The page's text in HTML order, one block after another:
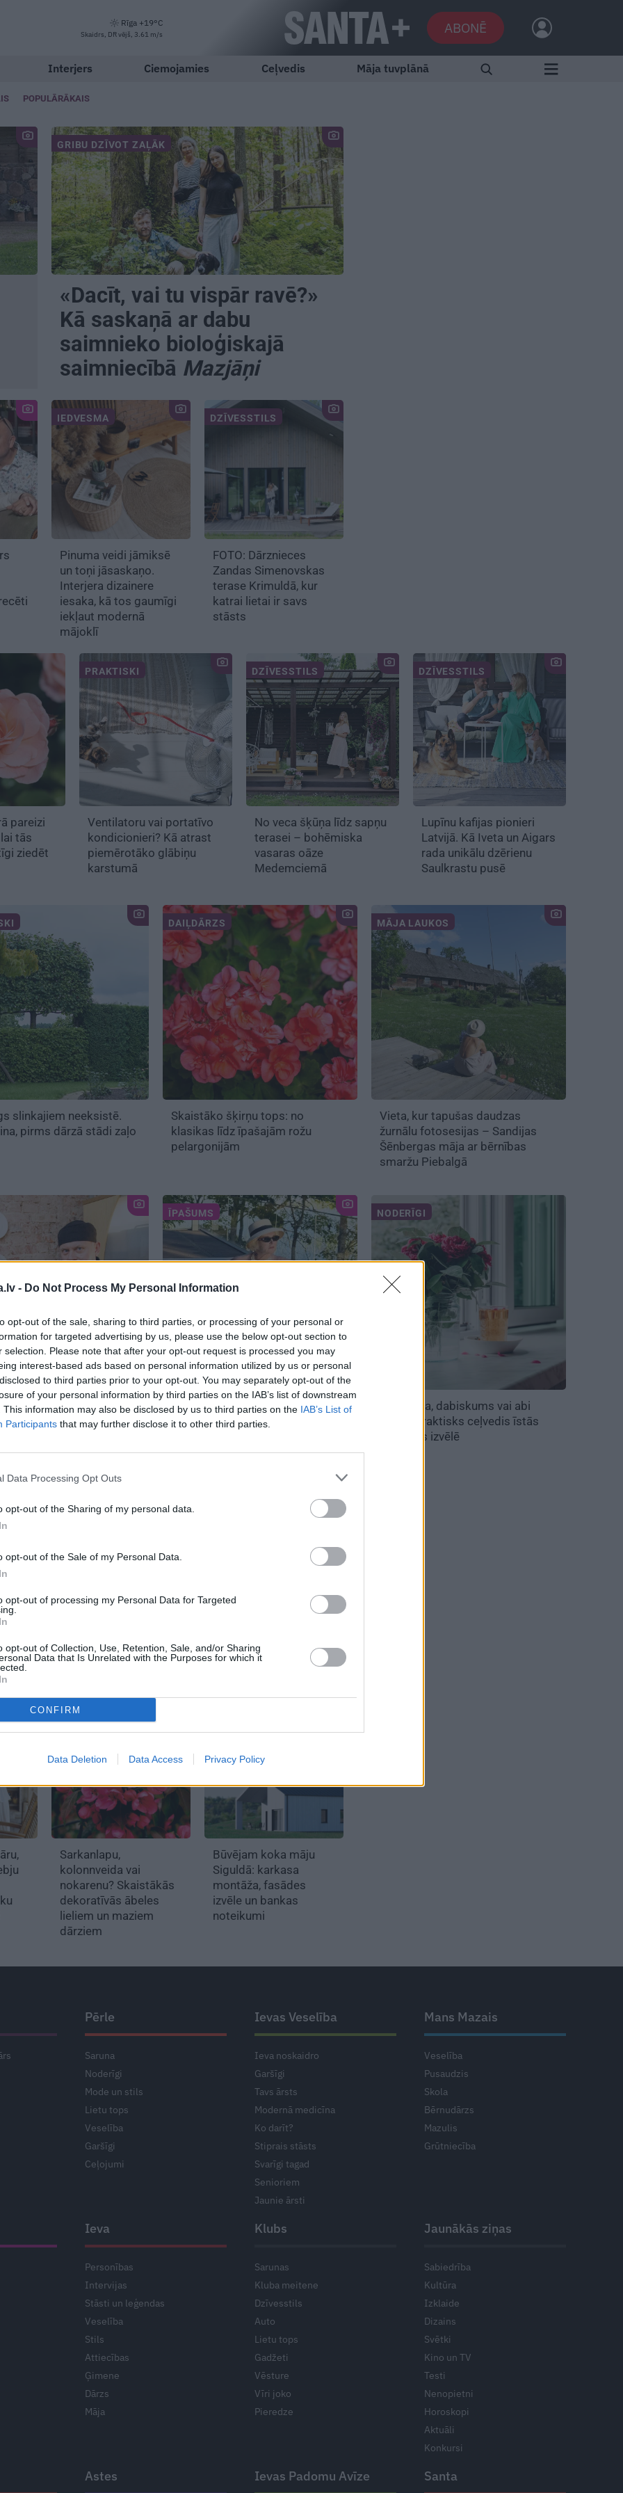
- Do Not Process My Personal Information
opt-out of the sale, sharing to third parties, or processing of your personal or
for targeted advertising by us, please use the below opt-out section to
selection. Please note that after your opt-out request is processed you may
interest-based ads based on personal information utilized by us or personal
to third parties prior to your opt-out. You may separately opt-out of the
of your personal information by third parties on the IAB’s list of downstream
This information may also be disclosed by us to third parties on the IAB’s List of
Participants that may further disclose it to other third parties.
Data Processing Opt Outs
opt-out of the Sharing of my personal data.
opt-out of the Sale of my Personal Data.
opt-out of processing my Personal Data for Targeted
opt-out of Collection, Use, Retention, Sale, and/or Sharing
Data that Is Unrelated with the Purposes for which it
CONFIRM
Data Deletion Data Access Privacy Policy
Rīga +19°C
Skaidrs, DR vējš, 3.61 m/s ABONĒ
Interjers Ciemojamies Ceļvedis Māja tuvplānā
POPULĀRĀKAIS
GRIBU DZĪVOT ZAĻĀK
«Dacīt, vai tu vispār ravē?»
Kā saskaņā ar dabu
saimnieko bioloģiskajā
saimniecībā Mazjāņi
IEDVESMA
Pinuma veidi jāmiksē
un toņi jāsaskaņo.
Interjera dizainere
iesaka, kā tos gaumīgi
iekļaut modernā
mājoklī
DZĪVESSTILS
FOTO: Dārznieces
Zandas Simenovskas
terase Krimuldā, kur
katrai lietai ir savs
stāsts
pareizi
lai tās
ziedēt
PRAKTISKI
Ventilatoru vai portatīvo
kondicionieri? Kā atrast
piemērotāko glābiņu
karstumā
DZĪVESSTILS
No veca šķūņa līdz sapņu
terasei – bohēmiska
vasaras oāze
Medemciemā
DZĪVESSTILS
Lupīnu kafijas pionieri
Latvijā. Kā Iveta un Aigars
rada unikālu dzērienu
Saulkrastu pusē
slinkajiem neeksistē.
pirms dārzā stādi zaļo
DAIĻDĀRZS
Skaistāko šķirņu tops: no
klasikas līdz īpašajām rožu
pelargonijām
MĀJA LAUKOS
Vieta, kur tapušas daudzas
žurnālu fotosesijas – Sandijas
Šēnbergas māja ar bērnības
smaržu Piebalgā
Igo dzīvo stilīgajā
Mežotnes pagastā. Te
ĪPAŠUMS
FOTO: Slavenības parāda savu
īpašumu terases. Tur apstājas
NODERĪGI
Ilgmūžība, dabiskums vai abi
kopā? Praktisks ceļvedis īstās
palodzes izvēlē
INTERJERA DIZAINS
mūsdienīgi latviskam
interjeram
Šikās omīšu puķes –
kopt, un kuras šķirnes
izvēlēties?
Sarkanlapu,
kolonnveida vai
nokarenu? Skaistākās
dekoratīvās ābeles
lieliem un maziem
dārziem
Būvējam koka māju
Siguldā: karkasa
montāža, fasādes
izvēle un bankas
noteikumi
Pērle
Saruna
Noderīgi
Mode un stils
Lietu tops
Veselība
Garšīgi
Ceļojumi
Ievas Veselība
Ieva noskaidro
Garšīgi
Tavs ārsts
Modernā medicīna
Ko darīt?
Stiprais stāsts
Svarīgi tagad
Senioriem
Jaunie ārsti
Mans Mazais
Veselība
Pusaudzis
Skola
Bērnudārzs
Mazulis
Grūtniecība
Ieva
Personības
Intervijas
Stāsti un leģendas
Veselība
Stils
Attiecības
Ģimene
Dārzs
Māja
Klubs
Sarunas
Kluba meitene
Dzīvesstils
Auto
Lietu tops
Gadžeti
Vēsture
Vīri joko
Pieredze
Jaunākās ziņas
Sabiedrība
Kultūra
Izklaide
Dizains
Svētki
Kino un TV
Testi
Nenopietni
Horoskopi
Aktuāli
Konkursi
Astes Ievas Padomu Avīze Santa